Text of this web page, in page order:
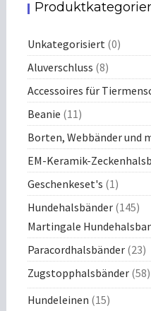
Unkategorisiert (0)
Aluverschluss (8)
Accessoires für
Beanie (11)
Borten, Webbänder und
EM-Keramik-
Geschenkeset's (1)
Hundehalsbänder (145)
Martingale
Paracordhalsbänder (23)
Zugstopphalsbänder (58)
Hundeleinen (15)